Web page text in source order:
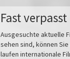
Fast verpasst
Ausgesuchte aktuelle
sehen sind, können
laufen internationale